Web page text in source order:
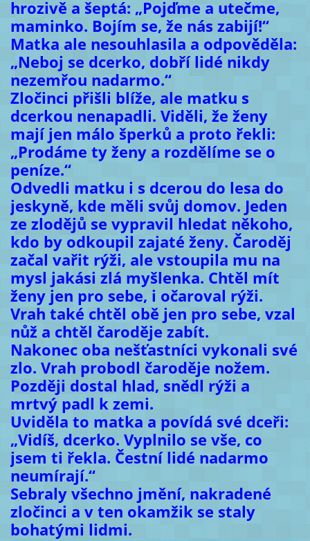
hrozivě a šeptá: „Pojďme a utečme,
maminko. Bojím se, že nás zabijí!“
Matka ale nesouhlasila a odpověděla:
„Neboj se dcerko, dobří lidé nikdy
nezemřou nadarmo.“
Zločinci přišli blíže, ale matku s
dcerkou nenapadli. Viděli, že ženy
mají jen málo šperků a proto řekli:
„Prodáme ty ženy a rozdělíme se o
peníze.“
Odvedli matku i s dcerou do lesa do
jeskyně, kde měli svůj domov. Jeden
ze zlodějů se vypravil hledat někoho,
kdo by odkoupil zajaté ženy. Čaroděj
začal vařit rýži, ale vstoupila mu na
mysl jakási zlá myšlenka. Chtěl mít
ženy jen pro sebe, i očaroval rýži.
Vrah také chtěl obě jen pro sebe, vzal
nůž a chtěl čaroděje zabít.
Nakonec oba nešťastníci vykonali své
zlo. Vrah probodl čaroděje nožem.
Později dostal hlad, snědl rýži a
mrtvý padl k zemi.
Uviděla to matka a povídá své dceři:
„Vidíš, dcerko. Vyplnilo se vše, co
jsem ti řekla. Čestní lidé nadarmo
neumírají.“
Sebraly všechno jmění, nakradené
zločinci a v ten okamžik se staly
bohatými lidmi.